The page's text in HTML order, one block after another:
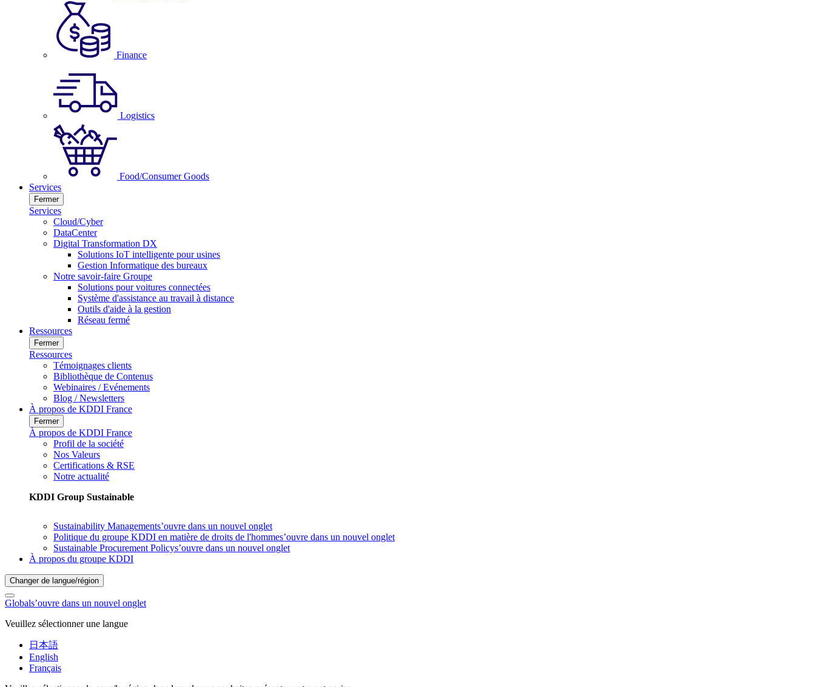
Finance
Logistics
Food/Consumer Goods
Services
Fermer
Services
Cloud/Cyber
DataCenter
Digital Transformation DX
Solutions IoT intelligente pour usines
Gestion Informatique des bureaux
Notre savoir-faire Groupe
Solutions pour voitures connectées
Système d'assistance au travail à distance
Outils d'aide à la gestion
Réseau fermé
Ressources
Fermer
Ressources
Témoignages clients
Bibliothèque de Contenus
Webinaires / Evénements
Blog / Newsletters
À propos de KDDI France
Fermer
À propos de KDDI France
Profil de la société
Nos Valeurs
Certifications & RSE
Notre actualité
KDDI Group Sustainable
Sustainability Managements’ouvre dans un nouvel onglet
Politique du groupe KDDI en matière de droits de l'hommes’ouvre dans un nouvel onglet
Sustainable Procurement Policys’ouvre dans un nouvel onglet
À propos du groupe KDDI
Changer de langue/région
Globals’ouvre dans un nouvel onglet
Veuillez sélectionner une langue
日本語
English
Français